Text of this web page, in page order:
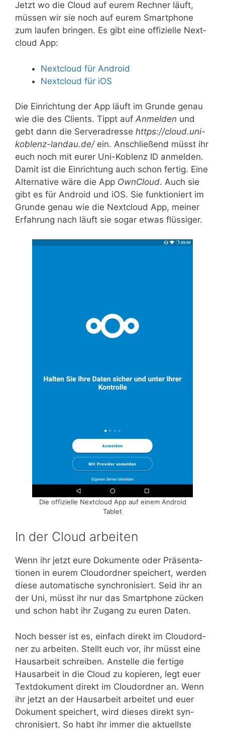
Jetzt wo die Cloud auf eurem Rech­ner läuft,
müs­sen wir sie noch auf eurem Smart­phone
zum lau­fen brin­gen. Es gibt eine offi­zi­el­le Next­
cloud App:
Next­cloud für Android
Next­cloud für iOS
Die Ein­rich­tung der App läuft im Grun­de genau
wie die des Cli­ents. Tippt auf Anmel­den und
gebt dann die Ser­ver­adres­se https://cloud.uni-
koblenz-landau.de/ein. Anschlie­ßend müsst ihr
euch noch mit eurer Uni-Koblenz ID anmel­den.
Damit ist die Ein­rich­tung auch schon fer­tig. Eine
Alter­na­ti­ve wäre die App Own­Cloud. Auch sie
gibt es für Android und iOS. Sie funk­tio­niert im
Grun­de genau wie die Next­cloud App, mei­ner
Erfah­rung nach läuft sie sogar etwas flüssiger.
Die offi­zi­el­le Next­cloud App auf einem Android
Tablet
In der Cloud arbeiten
Wenn ihr jetzt eure Doku­men­te oder Prä­sen­ta­
tio­nen in eurem Cloud­ord­ner spei­chert, wer­den
die­se auto­ma­ti­sche syn­chro­ni­siert. Seid ihr an
der Uni, müsst ihr nur das Smart­phone zücken
und schon habt ihr Zugang zu euren Daten.
Noch bes­ser ist es, ein­fach direkt im Cloud­ord­
ner zu arbei­ten. Stellt euch vor, ihr müsst eine
Haus­ar­beit schrei­ben. Anstel­le die fer­ti­ge
Haus­ar­beit in die Cloud zu kopie­ren, legt euer
Text­do­ku­ment direkt im Cloud­ord­ner an. Wenn
ihr jetzt an der Haus­ar­beit arbei­tet und euer
Doku­ment spei­chert, wird die­ses direkt syn­
chro­ni­siert. So habt ihr immer die aktu­ells­te